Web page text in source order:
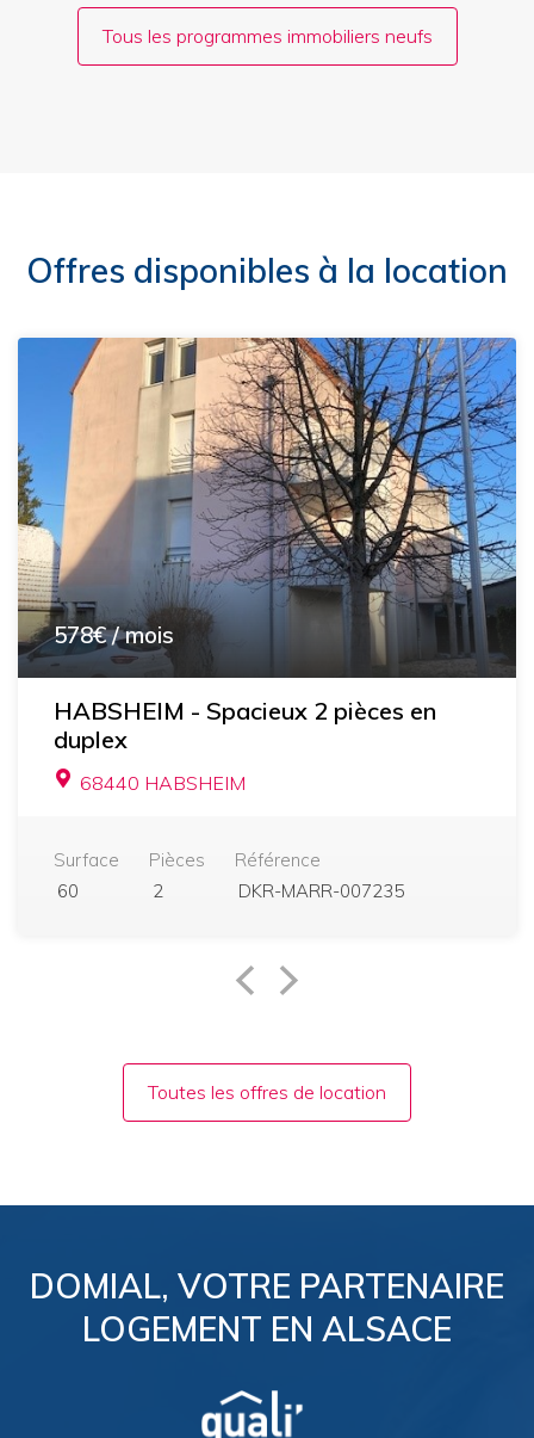
Tous les programmes immobiliers neufs
Offres disponibles à la location
385€/ mois
? À louer - Appartement 1 pièce
SENIOR à Masevaux
68290 MASEVAUX NIEDERBRUCK
Surface
31
Pièces
1
Référence
04405-CV
Toutes les offres de location
DOMIAL, VOTRE PARTENAIRE
LOGEMENT EN ALSACE